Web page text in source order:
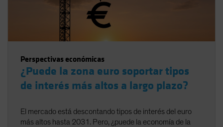
Perspectivas económicas
¿Puede la zona euro soportar tipos
de interés más altos a largo plazo?
El mercado está descontando tipos de interés del euro
más altos hasta 2031. Pero, ¿puede la economía de la